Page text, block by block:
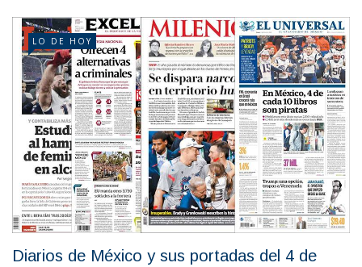
LO DE HOY
Diarios de México y sus portadas del 4 de